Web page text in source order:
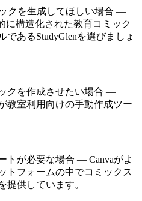
クを生成してほしい場合 —
に構造化された教育コミック
であるStudyGlenを選びましょ
クを作成させたい場合 —
教室利用向けの手動作成ツー
トが必要な場合 — Canvaがよ
トフォームの中でコミックス
提供しています。